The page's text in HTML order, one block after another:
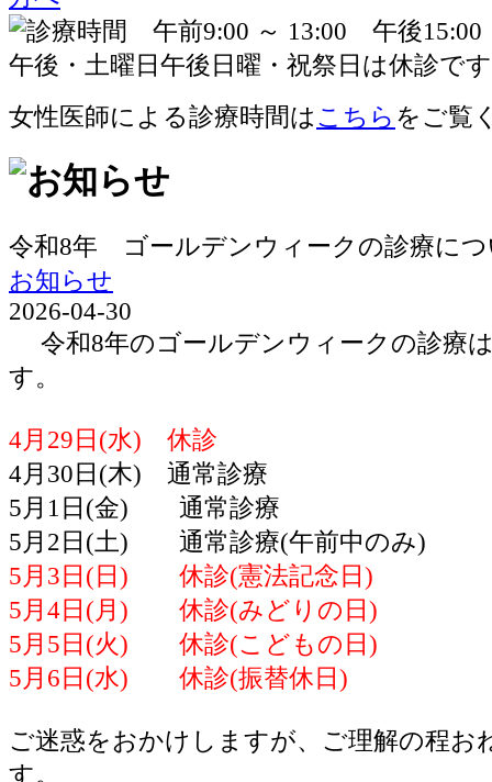
女性医師による診療時間は こちら をご覧
令和8年 ゴールデンウィークの診療に
お知らせ
2026-04-30
令和8年のゴールデンウィークの診療
す。
4月29日(水) 休診
4月30日(木) 通常診療
5月1日(金) 通常診療
5月2日(土) 通常診療(午前中のみ)
5月3日(日) 休診(憲法記念日)
5月4日(月) 休診(みどりの日)
5月5日(火) 休診(こどもの日)
5月6日(水) 休診(振替休日)
ご迷惑をおかけしますが、ご理解の程お
す。